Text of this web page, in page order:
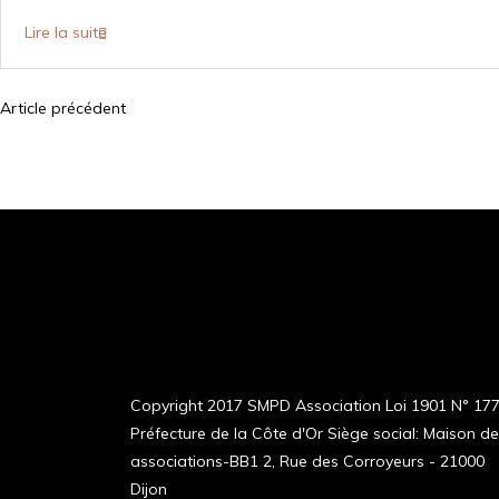
Lire la suite
N
v
Article précédent
Copyright 2017 SMPD Association Loi 1901 N°
Préfecture de la Côte d'Or Siège social: Maison
associations-BB1 2, Rue des Corroyeurs - 21000
Dijon